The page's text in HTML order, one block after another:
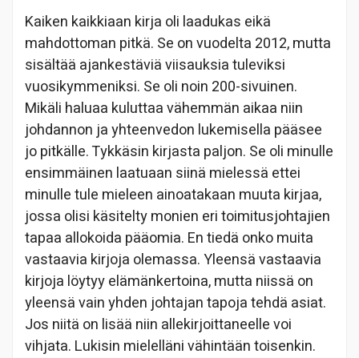
Kaiken kaikkiaan kirja oli laadukas eikä
mahdottoman pitkä. Se on vuodelta 2012, mutta
sisältää ajankestäviä viisauksia tuleviksi
vuosikymmeniksi. Se oli noin 200-sivuinen.
Mikäli haluaa kuluttaa vähemmän aikaa niin
johdannon ja yhteenvedon lukemisella pääsee
jo pitkälle. Tykkäsin kirjasta paljon. Se oli minulle
ensimmäinen laatuaan siinä mielessä ettei
minulle tule mieleen ainoatakaan muuta kirjaa,
jossa olisi käsitelty monien eri toimitusjohtajien
tapaa allokoida pääomia. En tiedä onko muita
vastaavia kirjoja olemassa. Yleensä vastaavia
kirjoja löytyy elämänkertoina, mutta niissä on
yleensä vain yhden johtajan tapoja tehdä asiat.
Jos niitä on lisää niin allekirjoittaneelle voi
vihjata. Lukisin mielelläni vähintään toisenkin.